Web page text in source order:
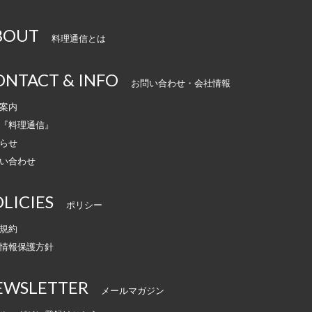
料理通信とは
& INFO お問い合わせ・会社情報
内
料理通信』
せ
合わせ
ポリシー
約
報保護方針
メールマガジン